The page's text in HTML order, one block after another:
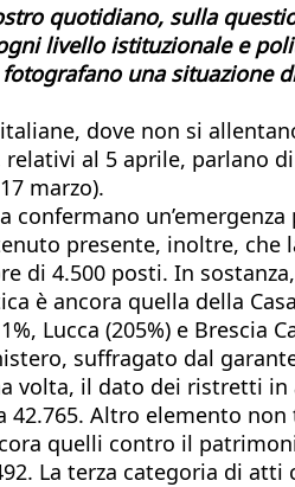
quotidiano, sulla
livello istituzionale e
una situazione
dove non si
al 5 aprile, parlano
marzo).
presente, inoltre, che
4.500 posti. In
è ancora quella della
Lucca (205%) e Brescia
suffragato dal
volta, il dato dei ristretti
Altro elemento
quelli contro il
La terza categoria di